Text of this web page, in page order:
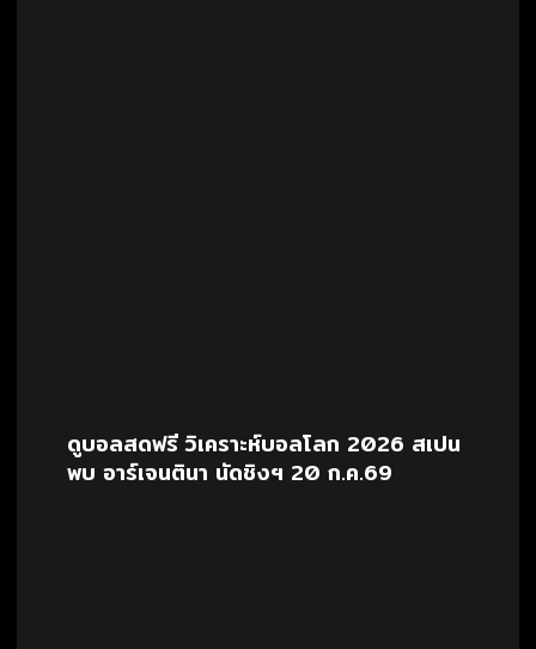
ดูบอลสดฟรี วิเคราะห์บอลโลก 2026 สเปน
พบ อาร์เจนตินา นัดชิงฯ 20 ก.ค.69